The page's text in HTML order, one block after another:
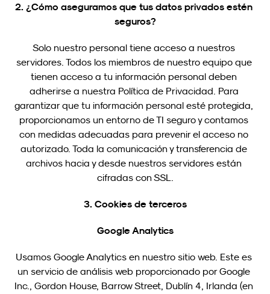
2. ¿Cómo aseguramos que tus datos privados estén
seguros?
Solo nuestro personal tiene acceso a nuestros
servidores. Todos los miembros de nuestro equipo que
tienen acceso a tu información personal deben
adherirse a nuestra Política de Privacidad. Para
garantizar que tu información personal esté protegida,
proporcionamos un entorno de TI seguro y contamos
con medidas adecuadas para prevenir el acceso no
autorizado. Toda la comunicación y transferencia de
archivos hacia y desde nuestros servidores están
cifradas con SSL.
3. Cookies de terceros
Google Analytics
Usamos Google Analytics en nuestro sitio web. Este es
un servicio de análisis web proporcionado por Google
Inc., Gordon House, Barrow Street, Dublín 4, Irlanda (en